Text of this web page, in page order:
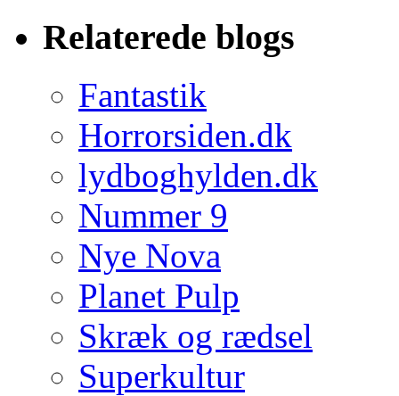
Relaterede blogs
Fantastik
Horrorsiden.dk
lydboghylden.dk
Nummer 9
Nye Nova
Planet Pulp
Skræk og rædsel
Superkultur